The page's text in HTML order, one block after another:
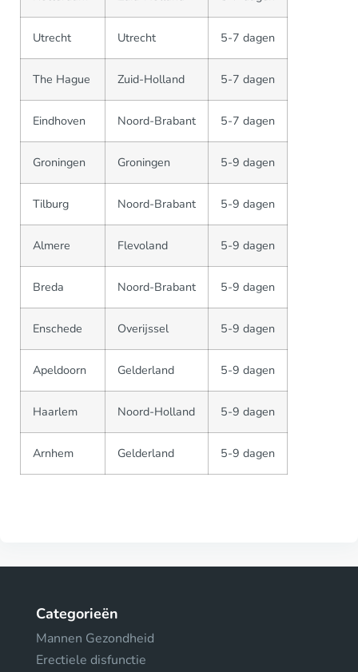
Utrecht Utrecht 5-7 dagen
The Hague Zuid-Holland 5-7 dagen
Eindhoven Noord-Brabant 5-7 dagen
Groningen Groningen 5-9 dagen
Tilburg Noord-Brabant 5-9 dagen
Almere Flevoland 5-9 dagen
Breda Noord-Brabant 5-9 dagen
Enschede Overijssel 5-9 dagen
Apeldoorn Gelderland 5-9 dagen
Haarlem Noord-Holland 5-9 dagen
Arnhem Gelderland 5-9 dagen
Categorieën
Mannen Gezondheid
Erectiele disfunctie